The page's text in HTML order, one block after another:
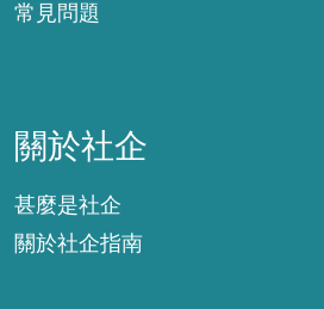
常見問題
關於社企
甚麼是社企
關於社企指南